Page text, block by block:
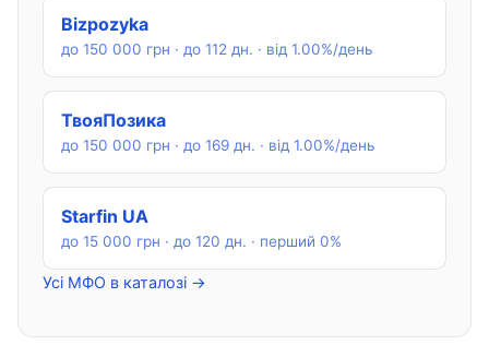
Bizpozyka
до 150 000 грн · до 112 дн. · від 1.00%/день
ТвояПозика
до 150 000 грн · до 169 дн. · від 1.00%/день
Starfin UA
до 15 000 грн · до 120 дн. · перший 0%
Усі МФО в каталозі →